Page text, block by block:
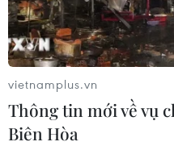
vietnamplus.vn
Thông tin mới về vụ
Biên Hòa